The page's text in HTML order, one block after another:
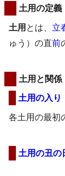
土用の定義
土用 とは、 立
ゅう）の直前
土用と関
土用の入り
各土用の最初
土用の丑の